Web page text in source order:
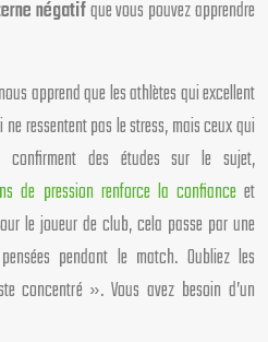
négatifque vous pouvez apprendre
apprend que les athlètes qui excellent
ressentent pas le stress, mais ceux qui
confirment des études sur le sujet,
de pression renforce la confianceet
le joueur de club, cela passe par une
pendant le match. Oubliez les
concentré ». Vous avez besoin d’un